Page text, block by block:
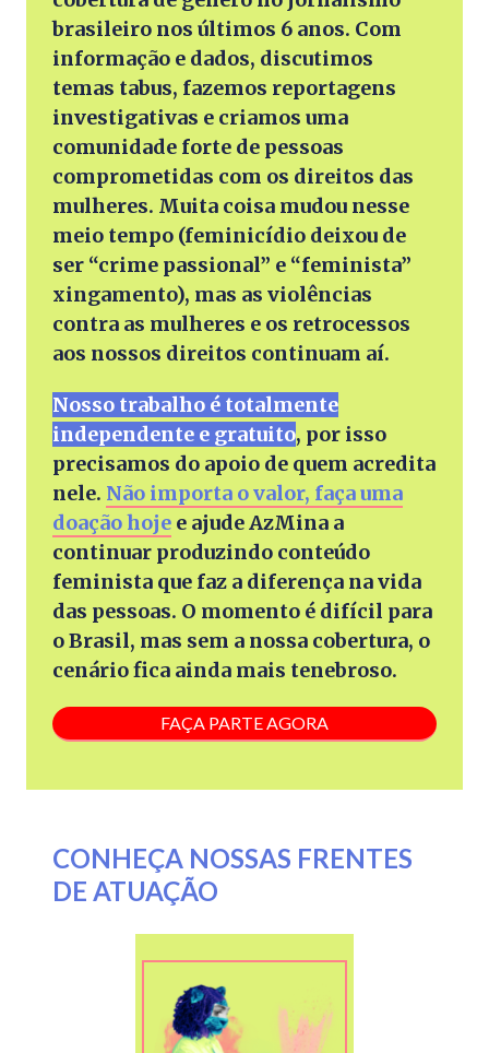
brasileiro nos últimos 6 anos. Com
informação e dados, discutimos
temas tabus, fazemos reportagens
investigativas e criamos uma
comunidade forte de pessoas
comprometidas com os direitos das
mulheres. Muita coisa mudou nesse
meio tempo (feminicídio deixou de
ser “crime passional” e “feminista”
xingamento), mas as violências
contra as mulheres e os retrocessos
aos nossos direitos continuam aí.
Nosso trabalho é totalmente
independente e gratuito, por isso
precisamos do apoio de quem acredita
nele. Não importa o valor, faça uma
doação hoje e ajude AzMina a
continuar produzindo conteúdo
feminista que faz a diferença na vida
das pessoas. O momento é difícil para
o Brasil, mas sem a nossa cobertura, o
cenário fica ainda mais tenebroso.
FAÇA PARTE AGORA
CONHEÇA NOSSAS FRENTES
DE ATUAÇÃO